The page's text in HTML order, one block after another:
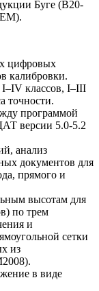
Буге (B20-
цифровых
калибровки.
классов, I–III
точности.
программой
версии 5.0-5.2
анализ
документов для
прямого и
высотам для
по трем
и
сетки
из
в виде